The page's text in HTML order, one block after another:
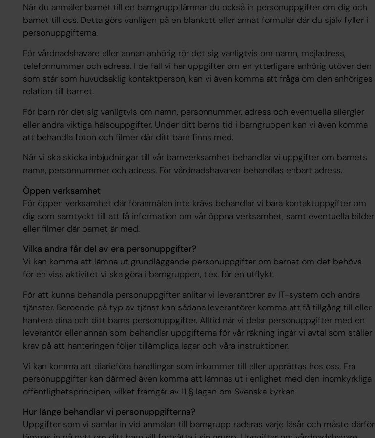
När du anmäler barnet till en barngrupp lämnar du också in personuppgifter om dig och
barnet till oss. Detta görs vanligen på en blankett eller annat formulär där du själv fyller i
personuppgifterna.
För vårdnadshavare eller annan anhörig rör det sig vanligtvis om namn, mejladress,
telefonnummer och adress. I de fall vi har uppgifter om en ytterligare anhörig utöver den
som står som huvudsaklig kontaktperson, kan vi även komma att fråga om den anhöriges
relation till barnet.
För barn rör det sig vanligtvis om namn, personnummer, adress och eventuella allergier
eller andra viktiga hälsouppgifter. Under ditt barns tid i barngruppen kan vi även komma
att behandla foton och filmer där ditt barn finns med.
När vi ska skicka inbjudningar till vår barnverksamhet behandlar vi uppgifter om barnets
namn, personnummer och adress. För vårdnadshavaren behandlas enbart adress.
Öppen verksamhet
För öppen verksamhet där föranmälan inte krävs behandlar vi bara kontaktuppgifter om
dig som samtyckt till att få information om vår öppna verksamhet, samt eventuella bilder
eller filmer där barnet är med.
Vilka andra får del av era personuppgifter?
Vi kan komma att lämna ut grundläggande personuppgifter om barnet om det behövs
för en viss aktivitet vi ska göra i barngruppen, t.ex. för en utflykt.
För att kunna behandla personuppgifter anlitar vi leverantörer av IT-system och andra
tjänster. Beroende på typ av tjänst kan sådana leverantörer komma att få tillgång till eller
hantera dina och ditt barns personuppgifter. Alltid när vi delar personuppgifter med en
leverantör eller annan som behandlar uppgifterna för vår räkning ingår vi avtal som ställer
krav på att hanteringen följer tillämpliga lagar och våra instruktioner.
Vi kan komma att diarieföra handlingar som inkommer till eller upprättas hos oss. Era
personuppgifter kan därmed även komma att lämnas ut i enlighet med den inomkyrkliga
offentlighetsprincipen, vilket framgår av 11 § lagen om Svenska kyrkan.
Hur länge behandlar vi personuppgifterna?
Uppgifter som vi samlar in vid anmälan till barngrupp raderas varje läsår och måste därför